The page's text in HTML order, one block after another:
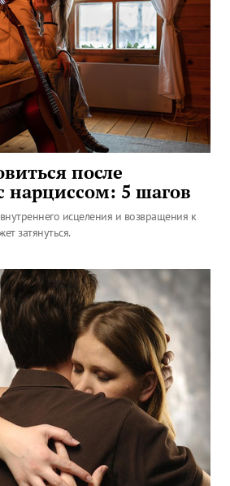
после
нарциссом: 5 шагов
исцеления и возвращения к
затянуться.